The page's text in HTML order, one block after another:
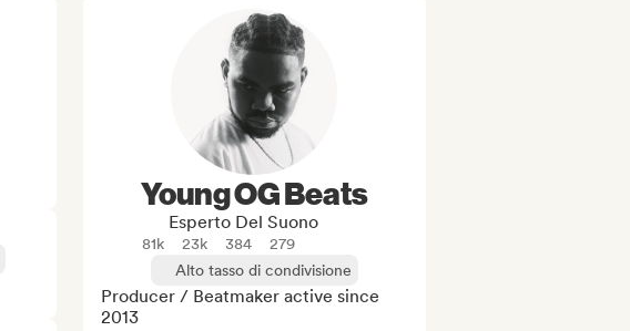
Young OG Beats
Esperto Del Suono
81k 23k 384
279
Alto tasso di condivisione
Producer / Beatmaker active since
2013